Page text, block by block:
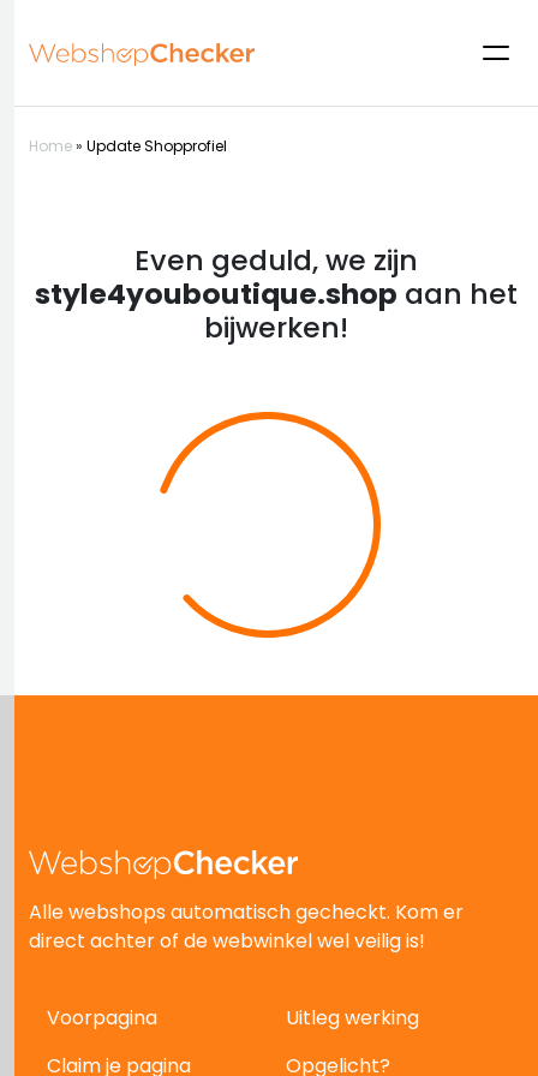
Home» Update Shopprofiel
Even geduld, we zijn
style4youboutique.shop aan het
bijwerken!
Alle webshops automatisch gecheckt. Kom er
direct achter of de webwinkel wel veilig is!
Voorpagina
Uitleg werking
Claim je pagina
Opgelicht?